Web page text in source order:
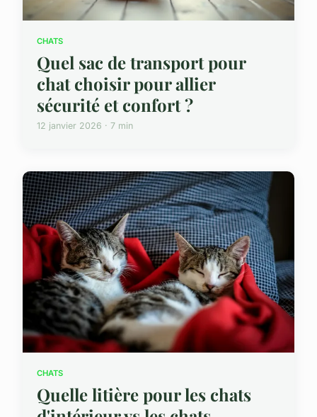
CHATS
Quel sac de transport pour
chat choisir pour allier
sécurité et confort ?
12 janvier 2026 · 7 min
CHATS
Quelle litière pour les chats